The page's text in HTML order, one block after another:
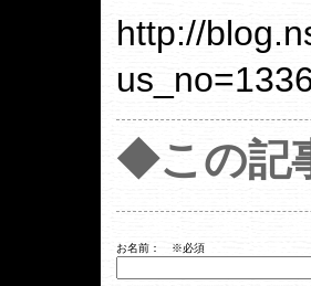
http://
◆この記
お名前： ※必須